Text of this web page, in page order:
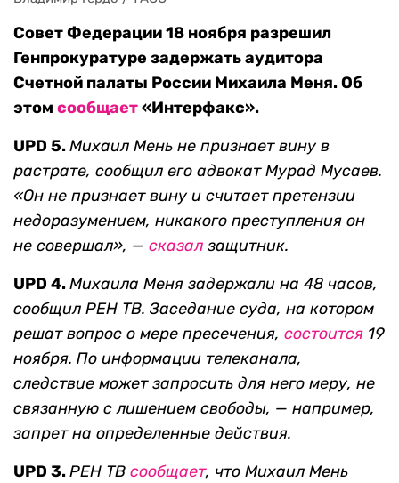
Совет Федерации 18 ноября разрешил
Генпрокуратуре задержать аудитора
Счетной палаты России Михаила Меня. Об
этом сообщает«Интерфакс».
UPD 5.Михаил Мень не признает вину в
растрате, сообщил его адвокат Мурад Мусаев.
«Он не признает вину и считает претензии
недоразумением, никакого преступления он
не совершал», — сказал защитник.
UPD 4.Михаила Меня задержали на 48 часов,
сообщил РЕН ТВ. Заседание суда, на котором
решат вопрос о мере пресечения, состоится 19
ноября. По информации телеканала,
следствие может запросить для него меру, не
связанную с лишением свободы, — например,
запрет на определенные действия.
UPD 3.РЕН ТВ сообщает, что Михаил Мень